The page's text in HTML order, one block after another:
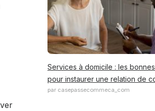
Services à domicile : les
pour instaurer une relation de
par casepassecommeca_com